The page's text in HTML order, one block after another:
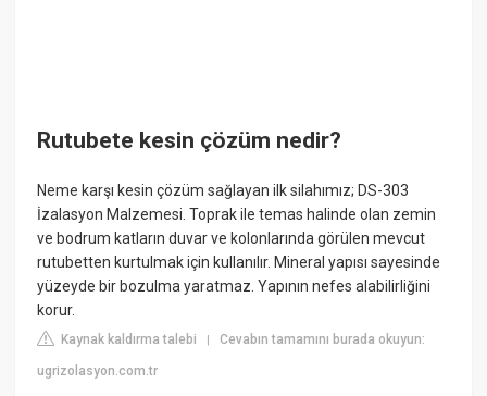
Rutubete kesin çözüm nedir?
Neme karşı kesin çözüm sağlayan ilk silahımız; DS-303
İzalasyon Malzemesi. Toprak ile temas halinde olan zemin
ve bodrum katların duvar ve kolonlarında görülen mevcut
rutubetten kurtulmak için kullanılır. Mineral yapısı sayesinde
yüzeyde bir bozulma yaratmaz. Yapının nefes alabilirliğini
korur.
Kaynak kaldırma talebi |Cevabın tamamını burada okuyun:
ugrizolasyon.com.tr